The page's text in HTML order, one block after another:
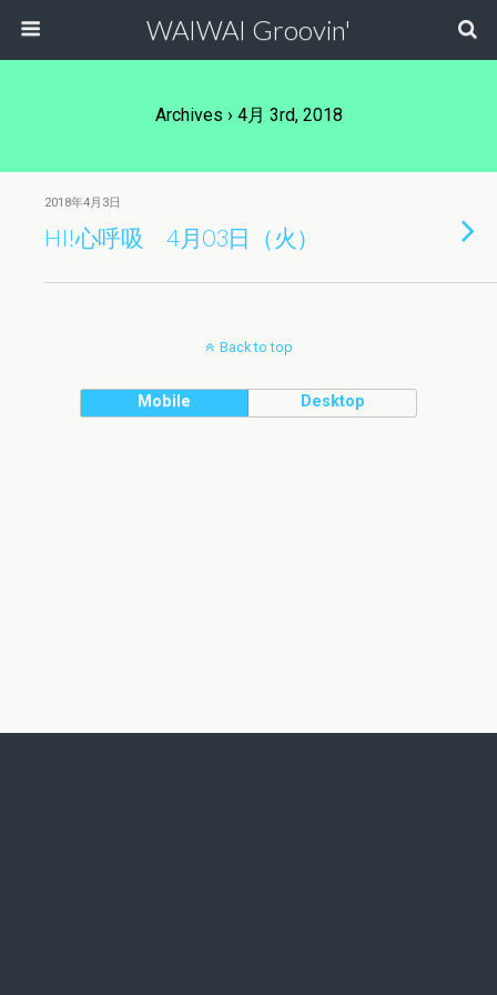
WAIWAI Groovin'
Archives › 4月 3rd, 2018
2018年4月3日
HI!心呼吸 4月03日（火）
Back to top
Mobile Desktop